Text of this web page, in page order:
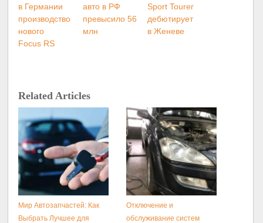
в Германии
производство
нового
Focus RS
авто в РФ
превысило 56
млн
Sport Tourer
дебютирует
в Женеве
Related Articles
Мир Автозапчастей: Как
Выбрать Лучшее для
Отключение и
обслуживание систем